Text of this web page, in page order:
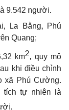
9.542 người.
La Bằng, Phú
Quang;
km2, quy mô
khi điều chỉnh
xã Phú Cường.
tích tự nhiên là